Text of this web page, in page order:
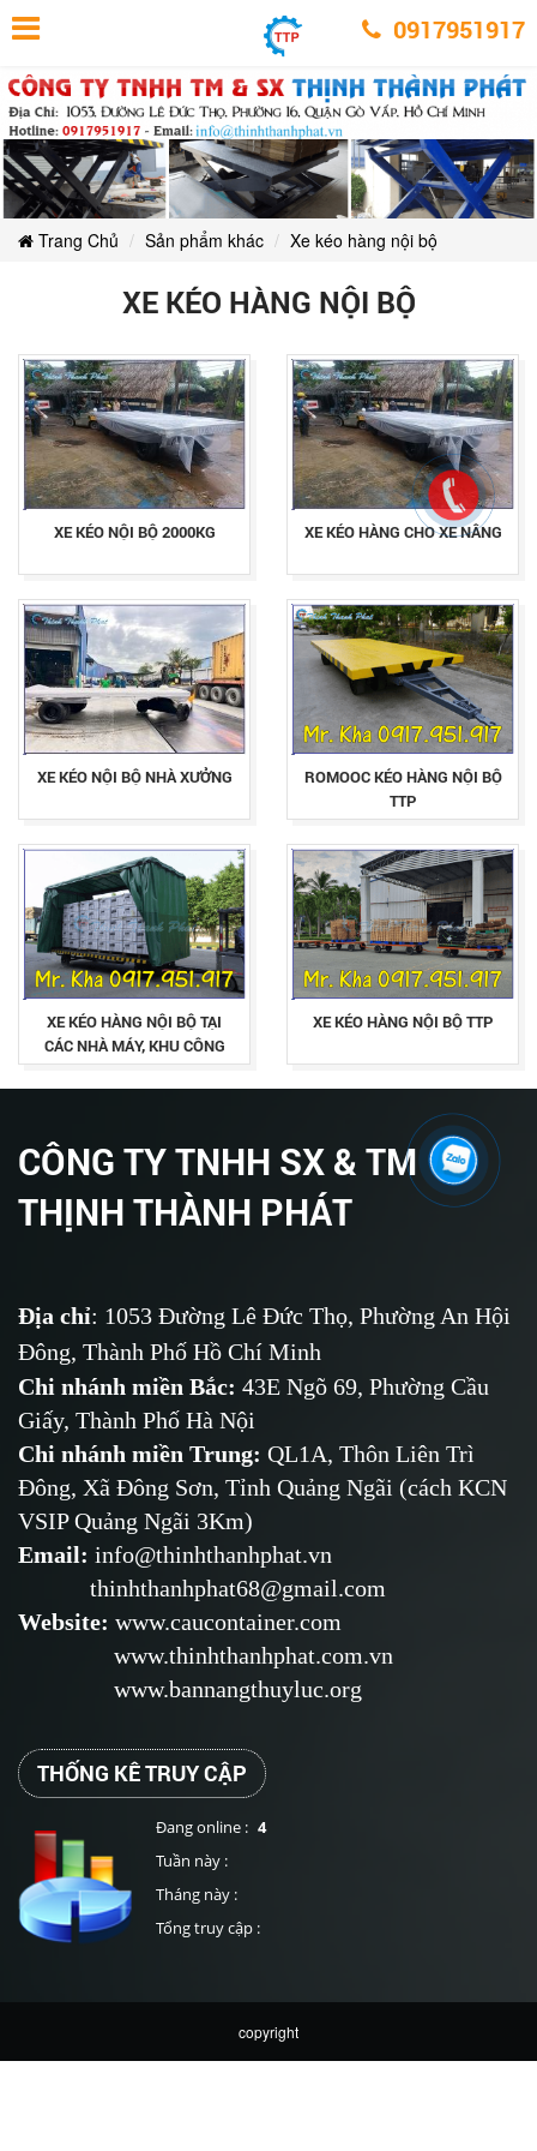
Xe
kéo
hàng
nội
bộ
Xe
hàng
nội
bộ
Xe
kéo
hàng
nội
bộ
Xe
kéo
nội
bộ
kéo
hàng
bộ
kéo
hàng 0917951917
Trang Chủ Sản phẩm khác Xe kéo hàng nội bộ
XE KÉO HÀNG NỘI BỘ
XE KÉO NỘI BỘ 2000KG XE KÉO HÀNG CHO XE NÂNG
XE KÉO NỘI BỘ NHÀ XƯỞNG
ROMOOC KÉO HÀNG NỘI BỘ
TTP
XE KÉO HÀNG NỘI BỘ TẠI
CÁC NHÀ MÁY, KHU CÔNG
NGHIỆP
XE KÉO HÀNG NỘI BỘ TTP
CÔNG TY TNHH SX & TM
THỊNH THÀNH PHÁT
Địa chỉ: 1053 Đường Lê Đức Thọ, Phường An Hội
Đông, Thành Phố Hồ Chí Minh
Chi nhánh miền Bắc: 43E Ngõ 69, Phường Cầu
Giấy, Thành Phố Hà Nội
Chi nhánh miền Trung: QL1A, Thôn Liên Trì
Đông, Xã Đông Sơn, Tỉnh Quảng Ngãi (cách KCN
VSIP Quảng Ngãi 3Km)
Email: info@thinhthanhphat.vn
thinhthanhphat68@gmail.com
Website: www.caucontainer.com
www.thinhthanhphat.com.vn
www.bannangthuyluc.org
THỐNG KÊ TRUY CẬP
Đang online : 4
Tuần này :
Tháng này :
Tổng truy cập :
copyright